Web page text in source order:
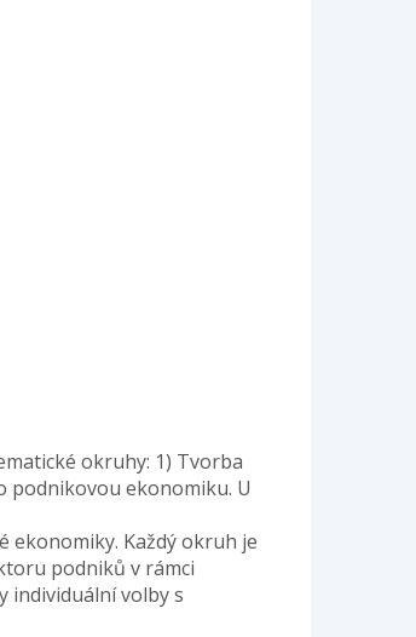
okruhy: 1) Tvorba
podnikovou ekonomiku. U
ekonomiky. Každý okruh je
podniků v rámci
individuální volby s